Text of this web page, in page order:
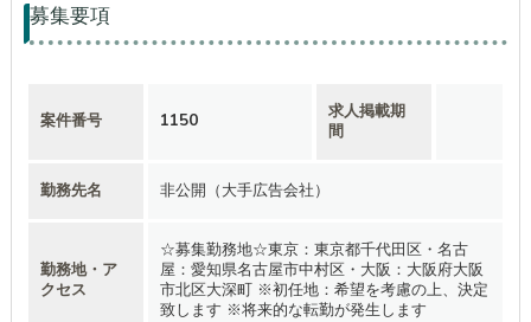
募集要項
案件番号 1150
求人掲載期
間
勤務先名 非公開（大手広告会社）
勤務地・ア
クセス
☆募集勤務地☆東京：東京都千代田区・名古
屋：愛知県名古屋市中村区・大阪：大阪府大阪
市北区大深町 ※初任地：希望を考慮の上、決定
致します ※将来的な転勤が発生します